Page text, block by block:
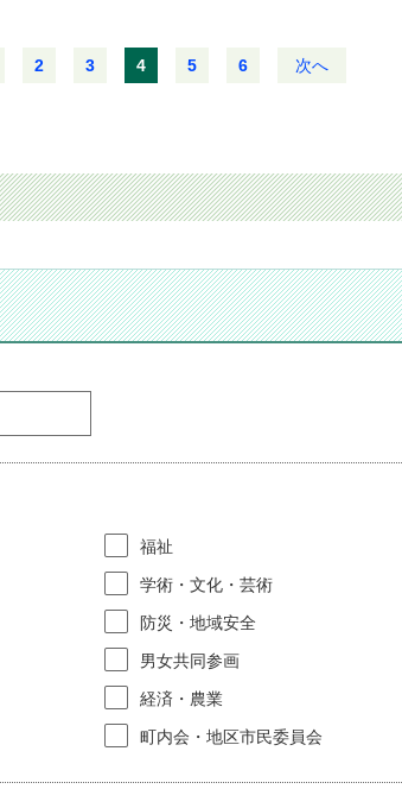
2 3 4 5 6 次へ
福祉
学術・文化・芸術
防災・地域安全
男女共同参画
経済・農業
町内会・地区市民委員会